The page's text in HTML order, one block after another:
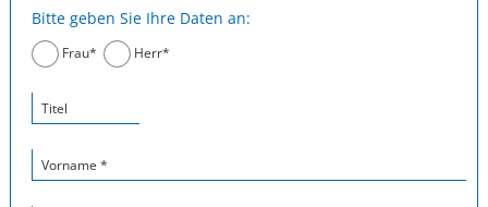
Bitte geben Sie Ihre Daten an:
Frau* Herr*
Titel
Vorname *